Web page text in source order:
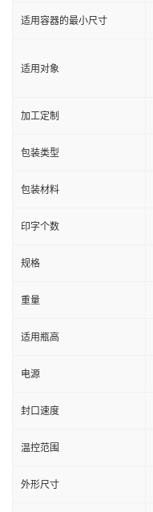
适用容器的最小尺寸
适用对象
加工定制
包装类型
包装材料
印字个数
规格
重量
适用瓶高
电源
封口速度
温控范围
外形尺寸